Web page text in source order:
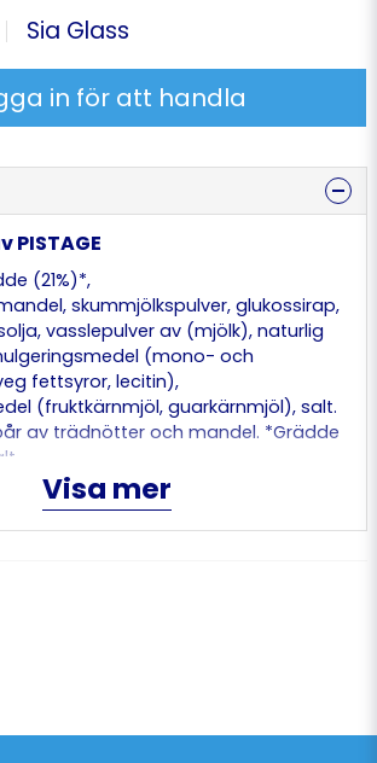
Sia Glass
in för att handla
PISTAGE
(21%)*,
skummjölkspulver, glukossirap,
vasslepulver av (mjölk), naturlig
(mono- och
fettsyror, lecitin),
(fruktkärnmjöl, guarkärnmjöl), salt.
av trädnötter och mandel. *Grädde
Visa mer